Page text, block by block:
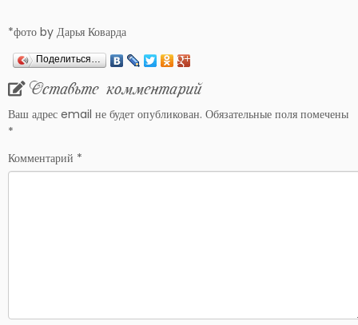
*фото by Дарья Коварда
Поделиться…
Оставьте комментарий
Ваш адрес email не будет опубликован. Обязательные поля помечены
*
Комментарий *